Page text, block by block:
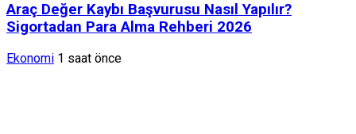
Araç Değer Kaybı Başvurusu Nasıl Yapılır?
Sigortadan Para Alma Rehberi 2026
Ekonomi 1 saat önce